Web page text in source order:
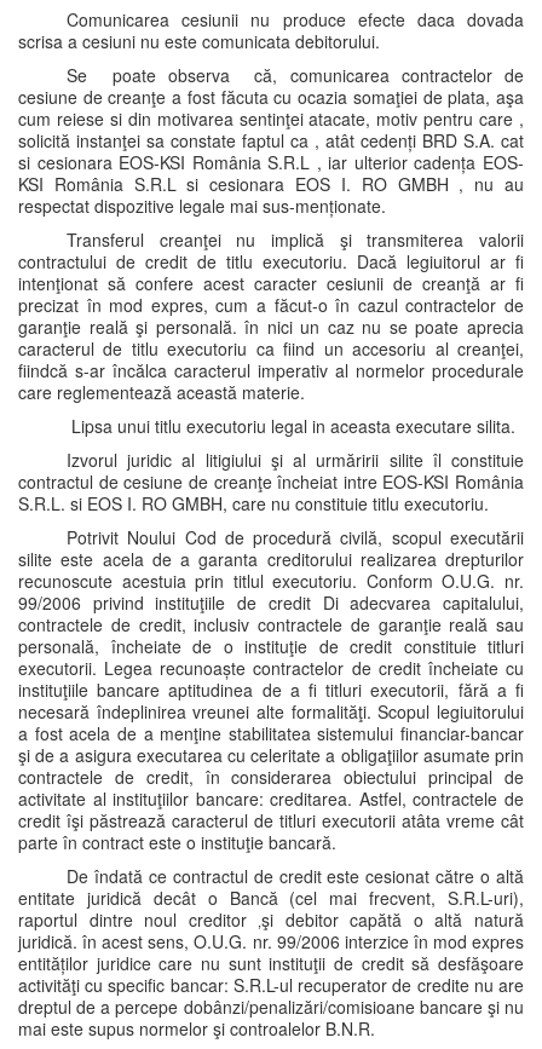
Comunicarea cesiunii nu produce efecte daca dovada
scrisa a cesiuni nu este comunicata debitorului.
Se poate observa că, comunicarea contractelor de
cesiune de creanţe a fost făcuta cu ocazia somaţiei de plata, aşa
cum reiese si din motivarea sentinţei atacate, motiv pentru care ,
solicită instanţei sa constate faptul ca , atât cedenți BRD S.A. cat
si cesionara EOS-KSI România S.R.L , iar ulterior cadența EOS-
KSI România S.R.L si cesionara EOS I. RO GMBH , nu au
respectat dispozitive legale mai sus-menționate.
Transferul creanţei nu implică şi transmiterea valorii
contractului de credit de titlu executoriu. Dacă legiuitorul ar fi
intenţionat să confere acest caracter cesiunii de creanţă ar fi
precizat în mod expres, cum a făcut-o în cazul contractelor de
garanţie reală şi personală. în nici un caz nu se poate aprecia
caracterul de titlu executoriu ca fiind un accesoriu al creanţei,
fiindcă s-ar încălca caracterul imperativ al normelor procedurale
care reglementează această materie.
Lipsa unui titlu executoriu legal in aceasta executare silita.
Izvorul juridic al litigiului şi al urmăririi silite îl constituie
contractul de cesiune de creanţe încheiat intre EOS-KSI România
S.R.L. si EOS I. RO GMBH, care nu constituie titlu executoriu.
Potrivit Noului Cod de procedură civilă, scopul executării
silite este acela de a garanta creditorului realizarea drepturilor
recunoscute acestuia prin titlul executoriu. Conform O.U.G. nr.
99/2006 privind instituţiile de credit Di adecvarea capitalului,
contractele de credit, inclusiv contractele de garanţie reală sau
personală, încheiate de o instituţie de credit constituie titluri
executorii. Legea recunoaște contractelor de credit încheiate cu
instituţiile bancare aptitudinea de a fi titluri executorii, fără a fi
necesară îndeplinirea vreunei alte formalităţi. Scopul legiuitorului
a fost acela de a menţine stabilitatea sistemului financiar-bancar
şi de a asigura executarea cu celeritate a obligaţiilor asumate prin
contractele de credit, în considerarea obiectului principal de
activitate al instituţiilor bancare: creditarea. Astfel, contractele de
credit îşi păstrează caracterul de titluri executorii atâta vreme cât
parte în contract este o instituţie bancară.
De îndată ce contractul de credit este cesionat către o altă
entitate juridică decât o Bancă (cel mai frecvent, S.R.L-uri),
raportul dintre noul creditor ‚şi debitor capătă o altă natură
juridică. în acest sens, O.U.G. nr. 99/2006 interzice în mod expres
entităților juridice care nu sunt instituţii de credit să desfăşoare
activităţi cu specific bancar: S.R.L-ul recuperator de credite nu are
dreptul de a percepe dobânzi/penalizări/comisioane bancare şi nu
mai este supus normelor şi controalelor B.N.R.